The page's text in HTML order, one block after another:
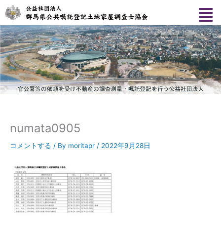
容
を
ス
キ
ッ
プ
numata0905
コメントする / By moritapr / 2022年9月28日